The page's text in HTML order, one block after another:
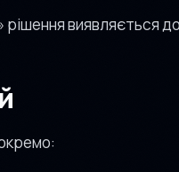
рішення виявляється